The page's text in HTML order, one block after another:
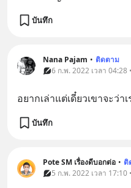
บันทึก
Nana Pajam • ติดตาม
6 ก.พ. 2022 เวลา
อยากเล่าแต่เดี๋ยวเขาจะว่า
บันทึก
Pote SM เรื่องดีบอกต่อ • ติ
5 ก.พ. 2022 เวลา